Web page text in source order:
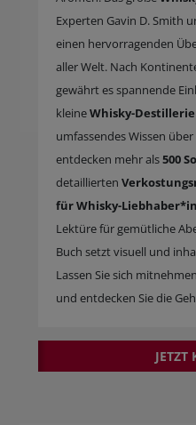
Experten Gavin D. Smith
einen hervorragenden
aller Welt. Nach
gewährt es spannende
kleineWhisky-
umfassendes Wissen
entdecken mehr als500
detaillierten
für Whisky-
Lektüre für gemütliche
Buch setzt visuell und
Lassen Sie sich
und entdecken Sie die
JETZT